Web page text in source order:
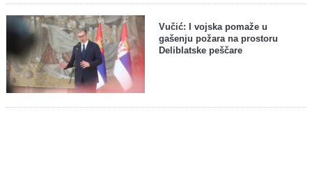
Vučić: I vojska pomaže u
gašenju požara na prostoru
Deliblatske peščare